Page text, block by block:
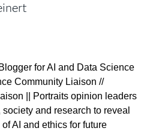
for AI and Data Science
Community Liaison //
|| Portraits opinion leaders
and research to reveal
AI and ethics for future